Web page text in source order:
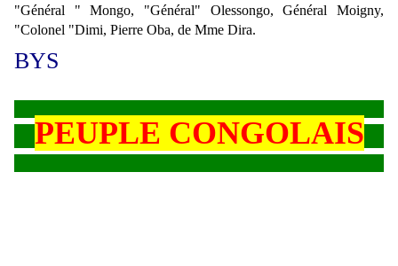
"Général " Mongo, "Général" Olessongo, Général Moigny,
"Colonel "Dimi, Pierre Oba, de Mme Dira.
BYS
PEUPLE CONGOLAIS